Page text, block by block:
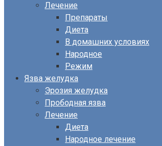
Лечение
Препараты
Диета
В домашних условиях
Народное
Режим
Язва желудка
Эрозия желудка
Прободная язва
Лечение
Диета
Народное лечение